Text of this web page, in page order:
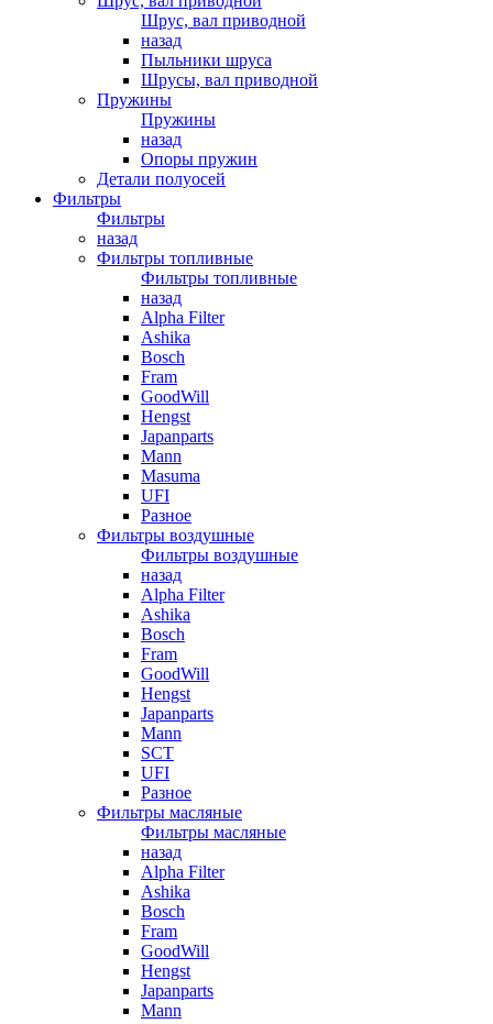
Шрус, вал приводной
назад
Пыльники шруса
Шрусы, вал приводной
Пружины
Пружины
назад
Опоры пружин
Детали полуосей
Фильтры
Фильтры
назад
Фильтры топливные
Фильтры топливные
назад
Alpha Filter
Ashika
Bosch
Fram
GoodWill
Hengst
Japanparts
Mann
Masuma
UFI
Разное
Фильтры воздушные
Фильтры воздушные
назад
Alpha Filter
Ashika
Bosch
Fram
GoodWill
Hengst
Japanparts
Mann
SCT
UFI
Разное
Фильтры масляные
Фильтры масляные
назад
Alpha Filter
Ashika
Bosch
Fram
GoodWill
Hengst
Japanparts
Mann